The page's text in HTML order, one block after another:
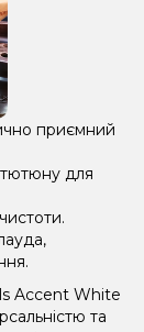
приємний
тютюну для
Accent White
та